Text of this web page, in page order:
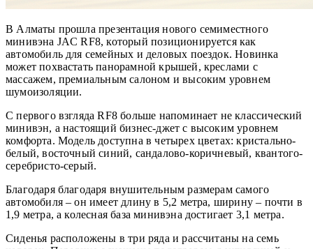
В Алматы прошла презентация нового семиместного
минивэна JAC RF8, который позиционируется как
автомобиль для семейных и деловых поездок. Новинка
может похвастать панорамной крышей, креслами с
массажем, премиальным салоном и высоким уровнем
шумоизоляции.
С первого взгляда RF8 больше напоминает не классический
минивэн, а настоящий бизнес-джет с высоким уровнем
комфорта. Модель доступна в четырех цветах: кристально-
белый, восточный синий, сандалово-коричневый, квантого-
серебристо-серый.
Благодаря благодаря внушительным размерам самого
автомобиля – он имеет длину в 5,2 метра, ширину – почти в
1,9 метра, а колесная база минивэна достигает 3,1 метра.
Сиденья расположены в три ряда и рассчитаны на семь